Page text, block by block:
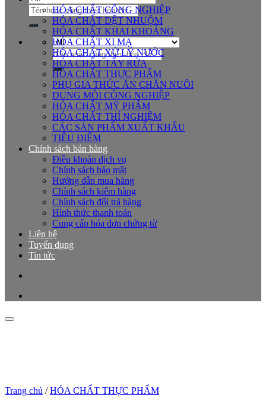
Tìm
kiếm:
Tìm
kiếm:
HÓA CHẤT CÔNG NGHIỆP
HÓA CHẤT DỆT NHUỘM
HÓA CHẤT KHAI KHOÁNG
HÓA CHẤT XI MẠ
HÓA CHẤT XỬ LÝ NƯỚC
HÓA CHẤT TẨY RỬA
HÓA CHẤT THỰC PHẨM
PHỤ GIA THỨC ĂN CHĂN NUÔI
DUNG MÔI CÔNG NGHIỆP
HÓA CHẤT MỸ PHẨM
HÓA CHẤT THÍ NGHIỆM
CÁC SẢN PHẨM XUẤT KHẨU
TIÊU ĐIỂM
Chính sách bán hàng
Điều khoản dịch vụ
Chính sách bảo mật
Hướng dẫn mua hàng
Chính sách kiểm hàng
Chính sách đổi trả hàng
Hình thức thanh toán
Cung cấp hóa đơn chứng từ
Liên hệ
Tuyển dụng
Tin tức
Trang chủ / HÓA CHẤT THỰC PHẨM